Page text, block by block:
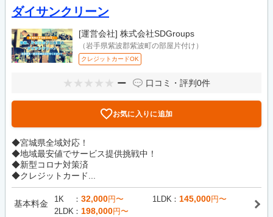
ダイサンクリーン
[運営会社] 株式会社SDGroups
（岩手県紫波郡紫波町の部屋片付け）
クレジットカードOK
ー 口コミ・評判0件
お気に入りに追加
◆宮城県全域対応！
◆地域最安値でサービス提供挑戦中！
◆新型コロナ対策済
◆クレジットカード...
基本料金 1K 32,000円〜 1LDK 145,000円〜
2LDK
198,000円〜